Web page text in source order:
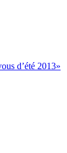
d’été 2013»